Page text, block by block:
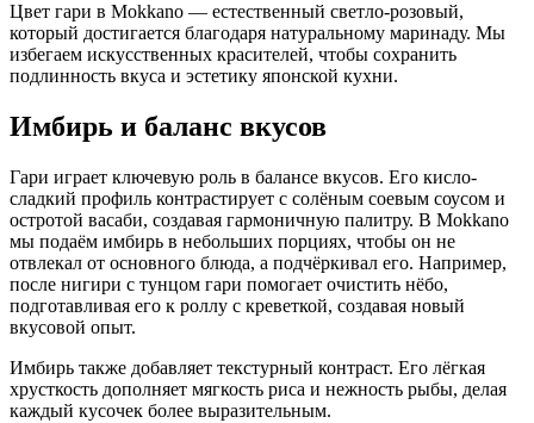
Цвет гари в Mokkano — естественный светло-розовый,
который достигается благодаря натуральному маринаду. Мы
избегаем искусственных красителей, чтобы сохранить
подлинность вкуса и эстетику японской кухни.
Имбирь и баланс вкусов
Гари играет ключевую роль в балансе вкусов. Его кисло-
сладкий профиль контрастирует с солёным соевым соусом и
остротой васаби, создавая гармоничную палитру. В Mokkano
мы подаём имбирь в небольших порциях, чтобы он не
отвлекал от основного блюда, а подчёркивал его. Например,
после нигири с тунцом гари помогает очистить нёбо,
подготавливая его к роллу с креветкой, создавая новый
вкусовой опыт.
Имбирь также добавляет текстурный контраст. Его лёгкая
хрусткость дополняет мягкость риса и нежность рыбы, делая
каждый кусочек более выразительным.